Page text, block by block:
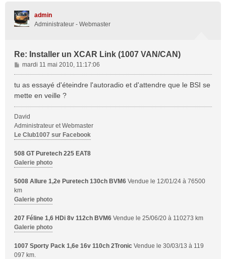
admin
Administrateur - Webmaster
Re: Installer un XCAR Link (1007 VAN/CAN)
M
e
s
e
mardi 11 mai 2010, 11:17:06
tu as essayé d'éteindre l'autoradio et d'attendre que le BSI se
mette en veille ?
David
Administrateur et Webmaster
Le Club1007 sur Facebook
508 GT Puretech 225 EAT8
Galerie photo
5008 Allure 1,2e Puretech 130ch BVM6 Vendue le 12/01/24 à 76500
km
Galerie photo
207 Féline 1,6 HDi 8v 112ch BVM6 Vendue le 25/06/20 à 110273 km
Galerie photo
1007 Sporty Pack 1,6e 16v 110ch 2Tronic Vendue le 30/03/13 à 119
097 km.